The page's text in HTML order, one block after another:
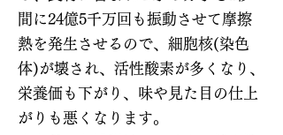
間に24億5千万回も振動させて摩擦
熱を発生させるので、細胞核(染色
体)が壊され、活性酸素が多くなり、
栄養価も下がり、味や見た目の仕上
がりも悪くなります。